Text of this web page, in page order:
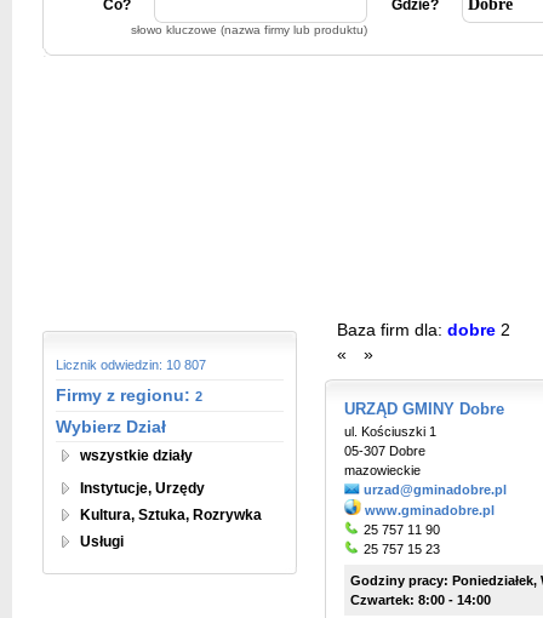
Co?
słowo kluczowe (nazwa firmy lub produktu)
Gdzie?
Licznik odwiedzin: 10 807
Firmy z regionu: 2
Wybierz Dział
wszystkie działy
Instytucje, Urzędy
Kultura, Sztuka, Rozrywka
Usługi
Baza firm dla: dobre 2
«
»
URZĄD GMINY Dobre
ul. Kościuszki 1
05-307 Dobre
mazowieckie
urzad@gminadobre.pl
www.gminadobre.pl
25 757 11 90
25 757 15 23
Godziny pracy: Poniedziałek,
Czwartek: 8:00 - 14:00